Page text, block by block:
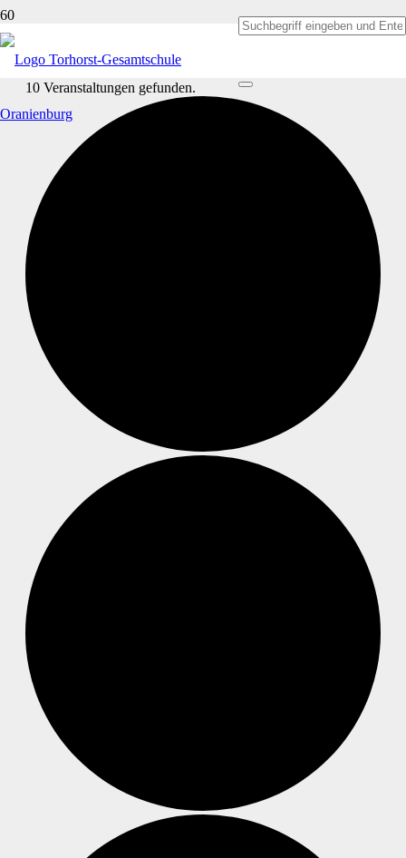
10 Veranstaltungen gefunden.